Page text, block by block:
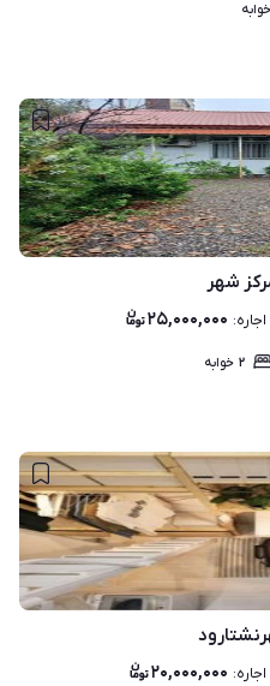
خوابه
اجاره: ۲۵,۰۰۰,۰۰۰
۲ خوابه
اجاره: ۲۰,۰۰۰,۰۰۰